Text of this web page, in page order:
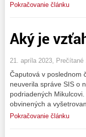
Pokračovanie článku
Aký je
21. apríla 2023, Prečítané
Čaputová v poslednom
neuverila správe SIS o
podriadených
obvinených a
Pokračovanie článku